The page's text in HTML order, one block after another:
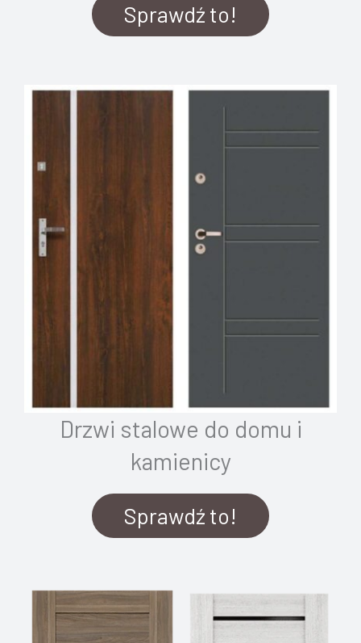
Sprawdź to!
Drzwi stalowe do domu i
kamienicy
Sprawdź to!